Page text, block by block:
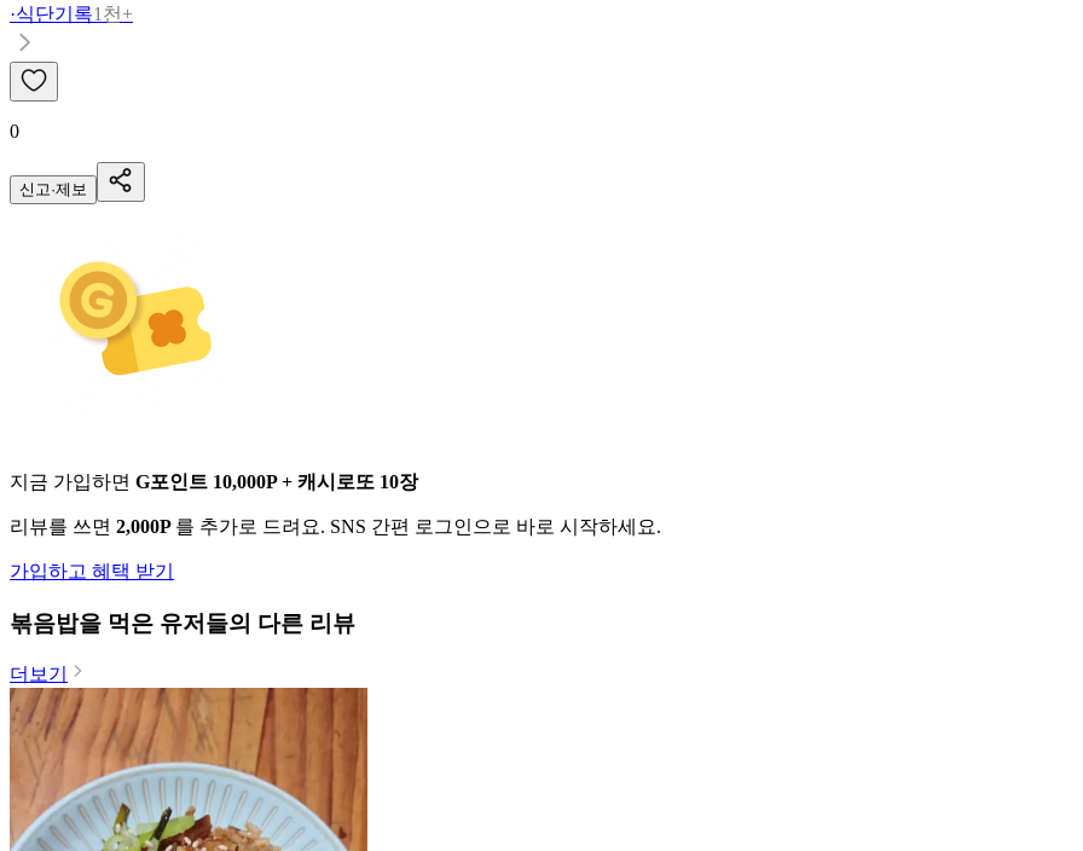
·식단기록1천+
0
신고·제보
지금 가입하면 G포인트 10,000P + 캐시로또 10장
리뷰를 쓰면 2,000P 를 추가로 드려요. SNS 간편 로그인으로 바로 시작하세요.
가입하고 혜택 받기
볶음밥을 먹은 유저들의 다른 리뷰
더보기